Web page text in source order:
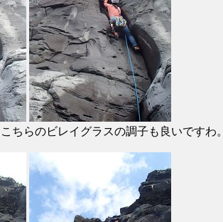
ちらのビレイグラスの調子も良いですわ。